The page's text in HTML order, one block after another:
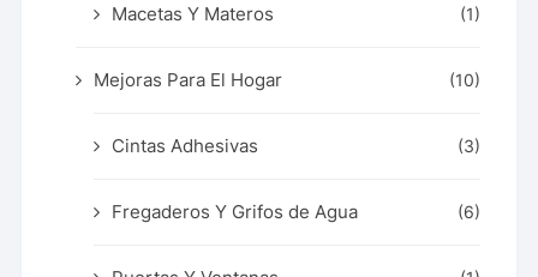
Macetas Y Materos (1)
Mejoras Para El Hogar (10)
Cintas Adhesivas (3)
Fregaderos Y Grifos de Agua (6)